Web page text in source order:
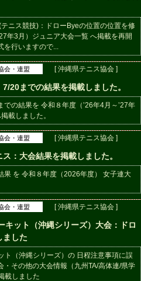
ニス競技)：ドローByeの位置の位置を修
年3月）ジュニア大会一覧 へ掲載を再開
行いますので...
会・連盟 [ 沖縄県テニス協会 ]
20までの結果を掲載しました。
の結果を 令和８年度（’26年4月～’27年
載しました。
会・連盟 [ 沖縄県テニス協会 ]
：大会結果を掲載しました。
果 を 令和８年度（2026年度） 女子連大
会・連盟 [ 沖縄県テニス協会 ]
キット（沖縄シリーズ）大会：ドロ
ました
ト（沖縄シリーズ）の 日程注意事項に誤
・その他の大会情報（九州TA/高体連/県学
載しました